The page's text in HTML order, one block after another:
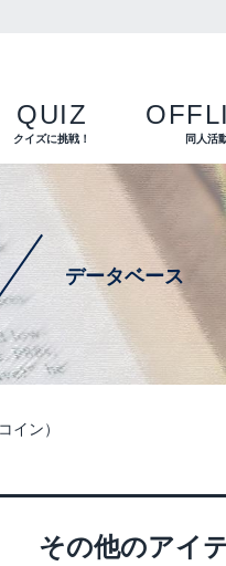
QUIZ
クイズに挑戦！ 同人活
データベース
イン）
その他のアイ